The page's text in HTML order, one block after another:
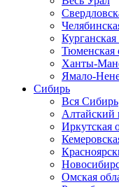
Курганская
Тюменская
Ханты-
Ямало-
Сибирь
Вся Сибирь
Алтайский
Иркутская
Омская